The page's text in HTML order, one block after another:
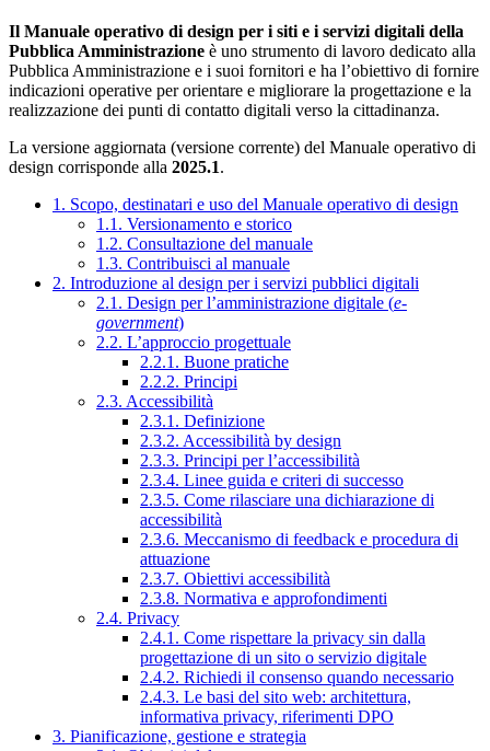
Il Manuale operativo di design per i siti e i servizi digitali della
Pubblica Amministrazione è uno strumento di lavoro dedicato alla
Pubblica Amministrazione e i suoi fornitori e ha l’obiettivo di fornire
indicazioni operative per orientare e migliorare la progettazione e la
realizzazione dei punti di contatto digitali verso la cittadinanza.
La versione aggiornata (versione corrente) del Manuale operativo di
design corrisponde alla 2025.1.
1. Scopo, destinatari e uso del Manuale operativo di design
1.1. Versionamento e storico
1.2. Consultazione del manuale
1.3. Contribuisci al manuale
2. Introduzione al design per i servizi pubblici digitali
2.1. Design per l’amministrazione digitale (e-
government)
2.2. L’approccio progettuale
2.2.1. Buone pratiche
2.2.2. Principi
2.3. Accessibilità
2.3.1. Definizione
2.3.2. Accessibilità by design
2.3.3. Principi per l’accessibilità
2.3.4. Linee guida e criteri di successo
2.3.5. Come rilasciare una dichiarazione di
accessibilità
2.3.6. Meccanismo di feedback e procedura di
attuazione
2.3.7. Obiettivi accessibilità
2.3.8. Normativa e approfondimenti
2.4. Privacy
2.4.1. Come rispettare la privacy sin dalla
progettazione di un sito o servizio digitale
2.4.2. Richiedi il consenso quando necessario
2.4.3. Le basi del sito web: architettura,
informativa privacy, riferimenti DPO
3. Pianificazione, gestione e strategia